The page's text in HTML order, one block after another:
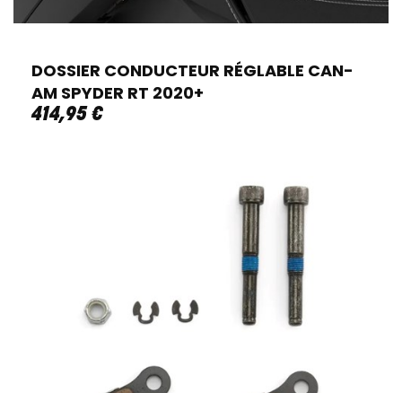
DOSSIER CONDUCTEUR RÉGLABLE CAN-
AM SPYDER RT 2020+
414,95 €